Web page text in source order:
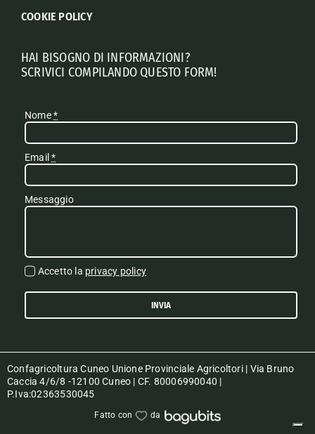
COOKIE POLICY
HAI BISOGNO DI INFORMAZIONI?
SCRIVICI COMPILANDO QUESTO FORM!
Nome*
Email*
Messaggio
Accetto la privacy policy
INVIA
Confagricoltura Cuneo Unione Provinciale Agricoltori | Via Bruno
Caccia 4/6/8 -12100 Cuneo | CF. 80006990040 |
P.Iva:02363530045
Fatto con da